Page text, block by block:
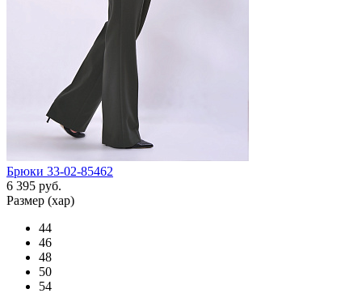
Брюки 33-02-85462
6 395 руб.
Размер (хар)
44
46
48
50
54